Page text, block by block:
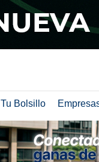
Tu Bolsillo